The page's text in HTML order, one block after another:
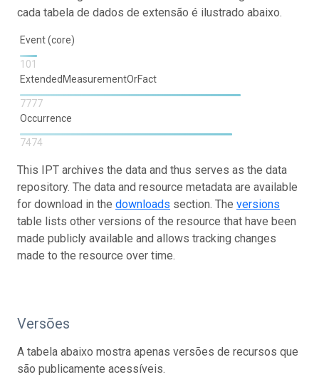
cada tabela de dados de extensão é ilustrado abaixo.
Event (core)
101
ExtendedMeasurementOrFact
7777
Occurrence
7474
This IPT archives the data and thus serves as the data
repository. The data and resource metadata are available
for download in the downloads section. The versions
table lists other versions of the resource that have been
made publicly available and allows tracking changes
made to the resource over time.
Versões
A tabela abaixo mostra apenas versões de recursos que
são publicamente acessíveis.